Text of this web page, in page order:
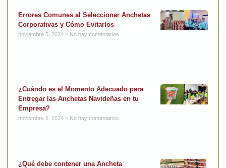
Errores Comunes al Seleccionar Anchetas
Corporativas y Cómo Evitarlos
noviembre 5, 2024 No hay comentarios
¿Cuándo es el Momento Adecuado para
Entregar las Anchetas Navideñas en tu
Empresa?
noviembre 5, 2024 No hay comentarios
¿Qué debe contener una Ancheta